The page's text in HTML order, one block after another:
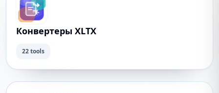
Конвертеры XLTX
22 tools